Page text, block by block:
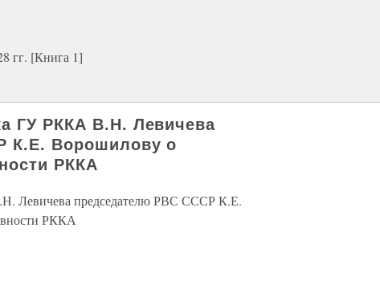
гг. [Книга 1]
ГУ РККА В.Н. Левичева
К.Е. Ворошилову о
РККА
Левичева председателю РВС СССР К.Е.
РККА